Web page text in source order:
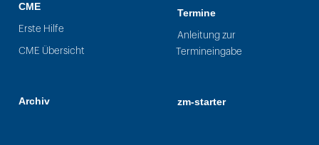
CME
Erste Hilfe
CME Übersicht
Archiv
Termine
Anleitung zur
Termineingabe
zm-starter